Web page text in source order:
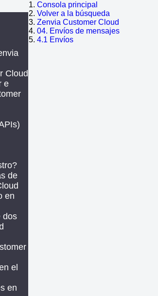
Consola principal
Volver a la búsqueda
Zenvia Customer Cloud
04. Envíos de mensajes
4.1 Envíos
Cloud
e
de
en
dos
el
en